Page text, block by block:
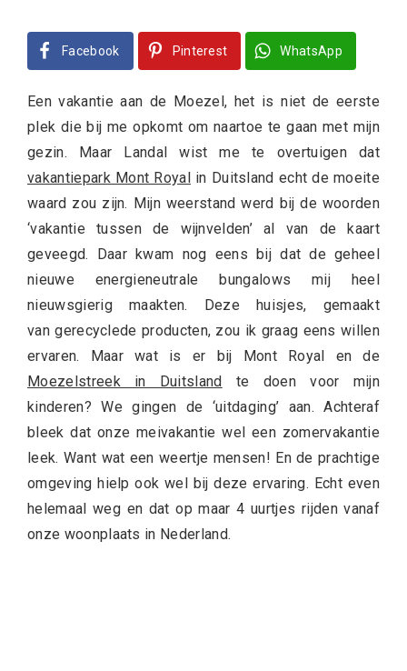
Facebook Pinterest WhatsApp
Een vakantie aan de Moezel, het is niet de eerste
plek die bij me opkomt om naartoe te gaan met mijn
gezin. Maar Landal wist me te overtuigen dat
vakantiepark Mont Royalin Duitsland echt de moeite
waard zou zijn. Mijn weerstand werd bij de woorden
‘vakantie tussen de wijnvelden’ al van de kaart
geveegd. Daar kwam nog eens bij dat de geheel
nieuwe energieneutrale bungalows mij heel
nieuwsgierig maakten. Deze huisjes, gemaakt
van gerecyclede producten, zou ik graag eens willen
ervaren. Maar wat is er bij Mont Royal en de
Moezelstreek in Duitsland te doen voor mijn
kinderen? We gingen de ‘uitdaging’ aan. Achteraf
bleek dat onze meivakantie wel een zomervakantie
leek. Want wat een weertje mensen! En de prachtige
omgeving hielp ook wel bij deze ervaring. Echt even
helemaal weg en dat op maar 4 uurtjes rijden vanaf
onze woonplaats in Nederland.